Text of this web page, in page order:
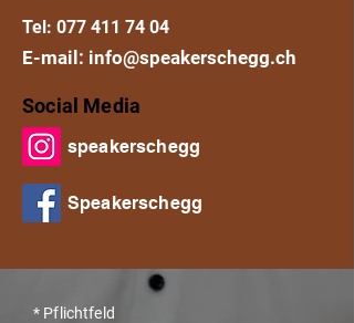
Tel: 077 411 74 04
E-mail: info@speakerschegg.ch
Social Media
speakerschegg
Speakerschegg
* Pflichtfeld